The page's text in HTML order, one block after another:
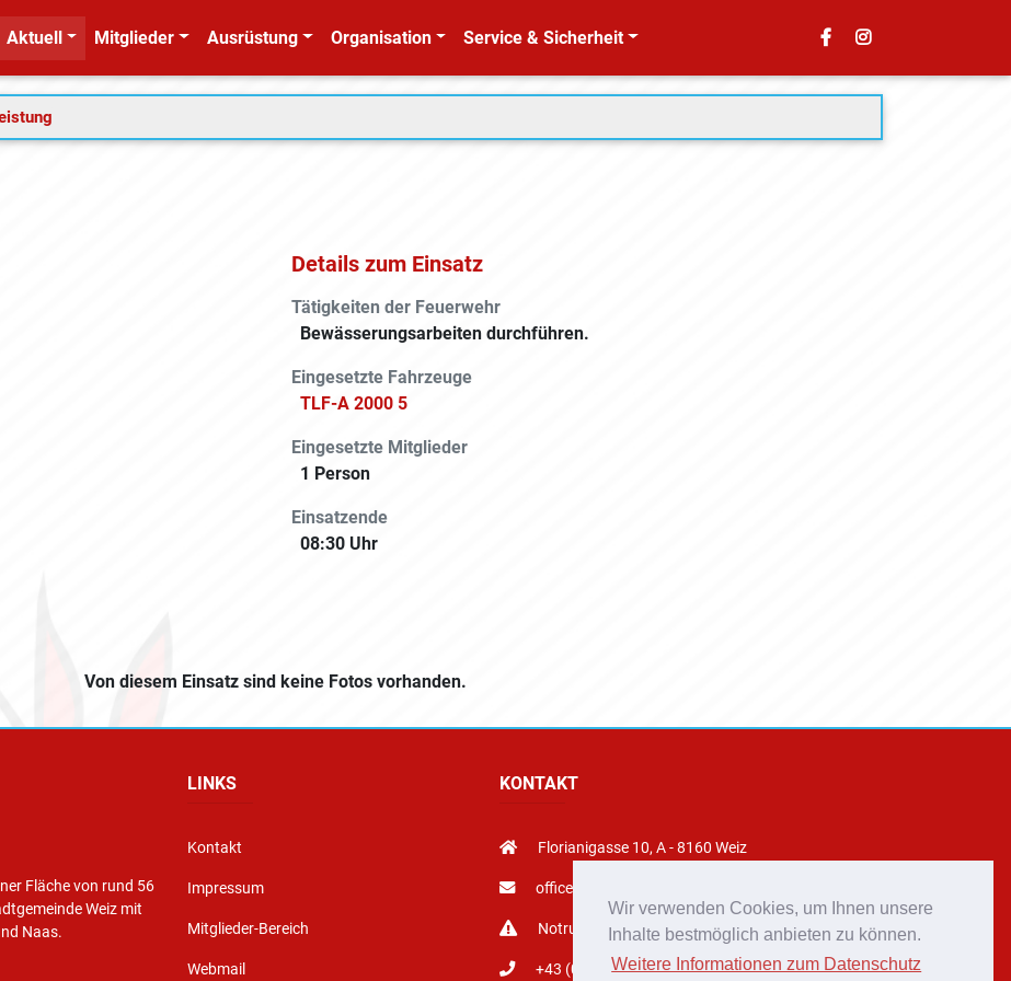
Wir verwenden Cookies, um Ihnen unsere
Inhalte bestmöglich anbieten zu können.
Weitere Informationen zum Datenschutz
Aktuell Mitglieder Ausrüstung Organisation Service & Sicherheit
Details zum Einsatz
Tätigkeiten der Feuerwehr
Bewässerungsarbeiten durchführen.
Eingesetzte Fahrzeuge
TLF-A 2000 5
Eingesetzte Mitglieder
1 Person
Einsatzende
08:30 Uhr
Von diesem Einsatz sind keine Fotos vorhanden.
Fläche von rund 56
Weiz mit
Naas.
LINKS
Kontakt
Impressum
Mitglieder-Bereich
Webmail
KONTAKT
Florianigasse 10, A - 8160 Weiz
office@stadtfeuerwehr-weiz.at
Notruf 122
+43 (0)3172 2222